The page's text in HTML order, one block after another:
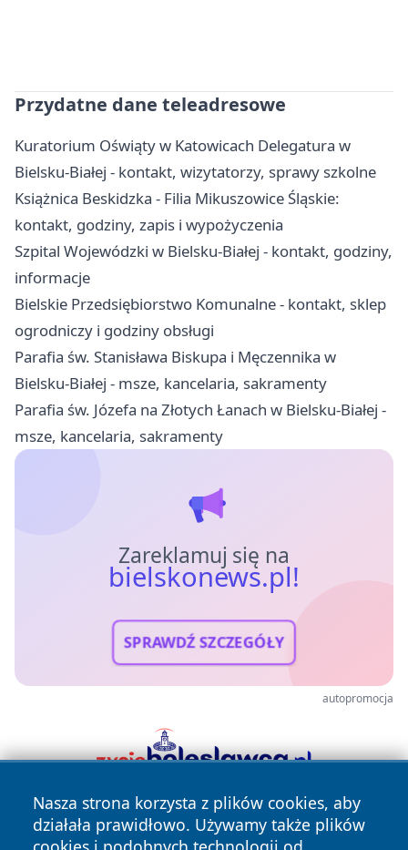
Przydatne dane teleadresowe
Kuratorium Oświąty w Katowicach Delegatura w
Bielsku-Białej - kontakt, wizytatorzy, sprawy szkolne
Książnica Beskidzka - Filia Mikuszowice Śląskie:
kontakt, godziny, zapis i wypożyczenia
Szpital Wojewódzki w Bielsku-Białej - kontakt, godziny,
informacje
Bielskie Przedsiębiorstwo Komunalne - kontakt, sklep
ogrodniczy i godziny obsługi
Parafia św. Stanisława Biskupa i Męczennika w
Bielsku-Białej - msze, kancelaria, sakramenty
Parafia św. Józefa na Złotych Łanach w Bielsku-Białej -
msze, kancelaria, sakramenty
Zareklamuj się na
bielskonews.pl!
SPRAWDŹ SZCZEGÓŁY
autopromocja
Nasza strona korzysta z plików cookies, aby
działała prawidłowo. Używamy także plików